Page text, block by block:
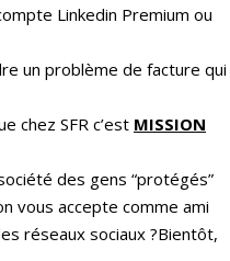
Linkedin Premium ou
un problème de facture qui
chez SFR c’est MISSION
des gens “protégés”
vous accepte comme ami
réseaux sociaux ?Bientôt,